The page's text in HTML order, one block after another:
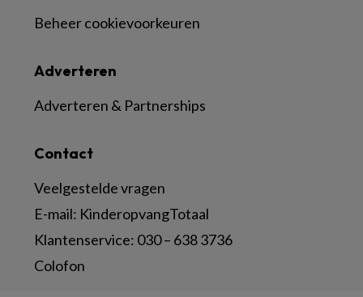
Contact
Veelgestelde vragen
E-mail: KinderopvangTotaal
Klantenservice: 030 – 638 3736
Colofon
Adverteren
Adverteren & Partnerships
Beheer cookievoorkeuren